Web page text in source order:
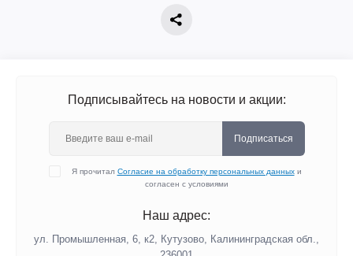
Подписывайтесь на новости и акции:
Подписаться
Я прочитал Согласие на обработку персональных данныхи
согласен с условиями
Наш адрес:
ул. Промышленная, 6, к2, Кутузово, Калининградская обл.,